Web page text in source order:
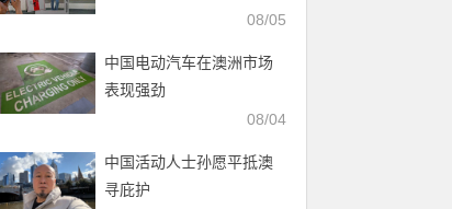
08/05
中国电动汽车在澳洲市场
表现强劲
08/04
中国活动人士孙愿平抵澳
寻庇护